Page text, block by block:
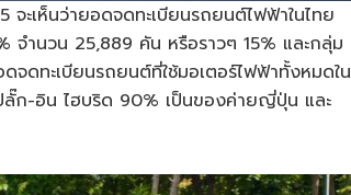
เห็นว่ายอดจดทะเบียนรถยนต์ไฟฟ้าในไทย
ำนวน 25,889 คัน หรือราวๆ 15% และกลุ่ม
ดทะเบียนรถยนต์ที่ใช้มอเตอร์ไฟฟ้าทั้งหมดใน
ลั๊ก-อิน ไฮบริด 90% เป็นของค่ายญี่ปุ่น และ